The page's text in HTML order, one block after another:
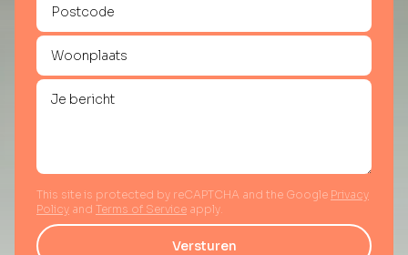
This site is protected by reCAPTCHA and the Google Privacy
Policy and Terms of Service apply.
Versturen